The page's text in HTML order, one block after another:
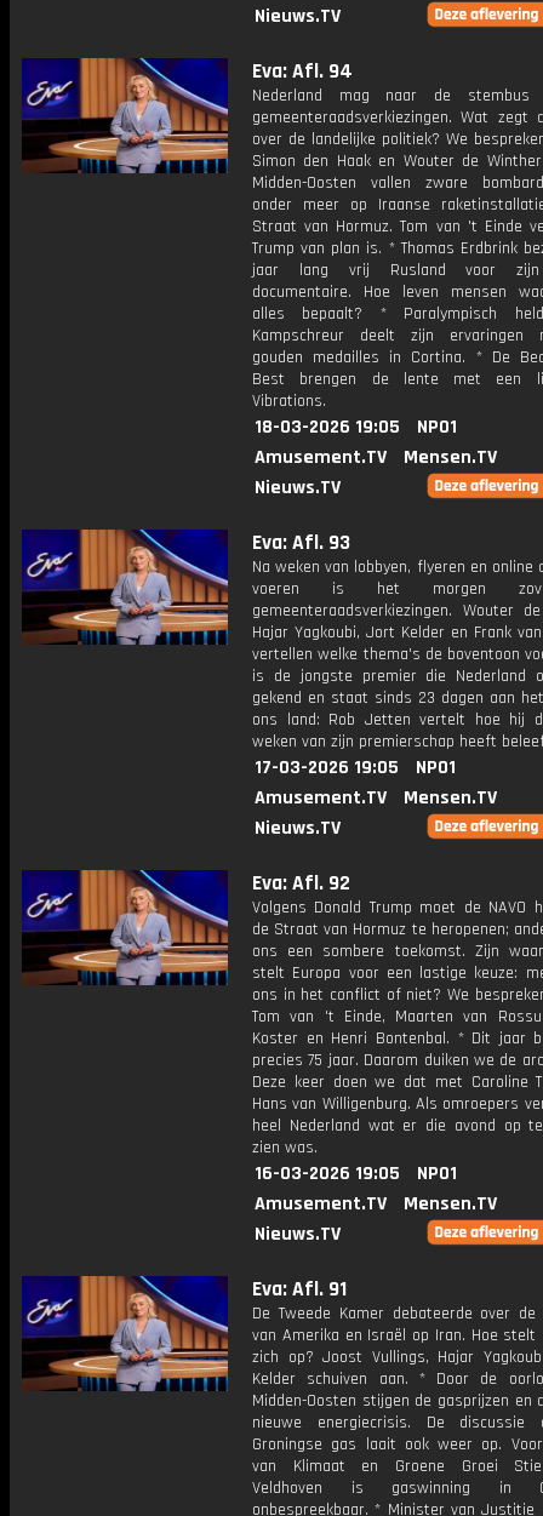
Nieuws.TV
Eva: Afl. 94
Nederland mag naar de
gemeenteraadsverkiezingen. Wat zegt
over de landelijke politiek? We
Simon den Haak en Wouter de
Midden-Oosten vallen zware
onder meer op Iraanse
Straat van Hormuz. Tom van 't Einde
Trump van plan is. * Thomas Erdbrink
jaar lang vrij Rusland voor zijn
documentaire. Hoe leven mensen
alles bepaalt? * Paralympisch
Kampschreur deelt zijn ervaringen
gouden medailles in Cortina. * De
Best brengen de lente met een
Vibrations.
18-03-2026 19:05
NPO1
Amusement.TV
Mensen.TV
Nieuws.TV
Eva: Afl. 93
Na weken van lobbyen, flyeren en online
voeren is het morgen
gemeenteraadsverkiezingen. Wouter
Hajar Yagkoubi, Jort Kelder en Frank
vertellen welke thema's de boventoon
is de jongste premier die Nederland
gekend en staat sinds 23 dagen aan
ons land: Rob Jetten vertelt hoe hij
weken van zijn premierschap heeft
17-03-2026 19:05
NPO1
Amusement.TV
Mensen.TV
Nieuws.TV
Eva: Afl. 92
Volgens Donald Trump moet de NAVO
de Straat van Hormuz te heropenen;
ons een sombere toekomst. Zijn
stelt Europa voor een lastige keuze:
ons in het conflict of niet? We
Tom van 't Einde, Maarten van
Koster en Henri Bontenbal. * Dit jaar
precies 75 jaar. Daarom duiken we de
Deze keer doen we dat met Caroline
Hans van Willigenburg. Als omroepers
heel Nederland wat er die avond op
zien was.
16-03-2026 19:05
NPO1
Amusement.TV
Mensen.TV
Nieuws.TV
Eva: Afl. 91
De Tweede Kamer debateerde over de
van Amerika en Israël op Iran. Hoe stelt
zich op? Joost Vullings, Hajar
Kelder schuiven aan. * Door de
Midden-Oosten stijgen de gasprijzen en
nieuwe energiecrisis. De discussie
Groningse gas laait ook weer op.
van Klimaat en Groene Groei
Veldhoven is gaswinning in
onbespreekbaar. * Minister van Justitie